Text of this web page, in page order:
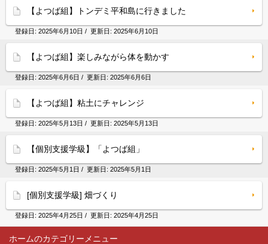
ホーム
【よつば組】トンデミ平和島に行きました
登録日: 2025年6月10日 / 更新日: 2025年6月10日
【よつば組】楽しみながら体を動かす
登録日: 2025年6月6日 / 更新日: 2025年6月6日
【よつば組】粘土にチャレンジ
登録日: 2025年5月13日 / 更新日: 2025年5月13日
【個別支援学級】「よつば組」
登録日: 2025年5月1日 / 更新日: 2025年5月1日
[個別支援学級] 畑づくり
登録日: 2025年4月25日 / 更新日: 2025年4月25日